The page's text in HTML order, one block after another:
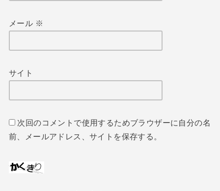
メール ※
サイト
次回のコメントで使用するためブラウザーに自分の名
前、メールアドレス、サイトを保存する。